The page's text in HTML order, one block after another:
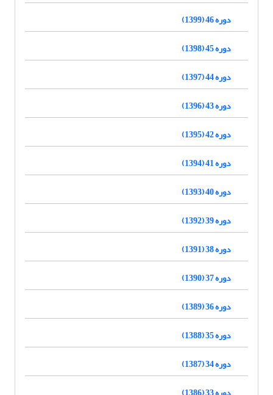
دوره 46 (1399)
دوره 45 (1398)
دوره 44 (1397)
دوره 43 (1396)
دوره 42 (1395)
دوره 41 (1394)
دوره 40 (1393)
دوره 39 (1392)
دوره 38 (1391)
دوره 37 (1390)
دوره 36 (1389)
دوره 35 (1388)
دوره 34 (1387)